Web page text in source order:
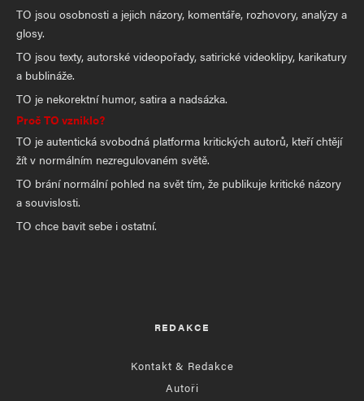
TO jsou osobnosti a jejich názory, komentáře, rozhovory, analýzy a
glosy.
TO jsou texty, autorské videopořady, satirické videoklipy, karikatury
a bublináže.
TO je nekorektní humor, satira a nadsázka.
Proč TO vzniklo?
TO je autentická svobodná platforma kritických autorů, kteří chtějí
žít v normálním nezregulovaném světě.
TO brání normální pohled na svět tím, že publikuje kritické názory
a souvislosti.
TO chce bavit sebe i ostatní.
REDAKCE
Kontakt & Redakce
Autoři